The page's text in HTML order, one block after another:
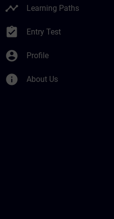
timeline Learning Paths
assignment_turned_in Entry Test
account_circle Profile
info About Us